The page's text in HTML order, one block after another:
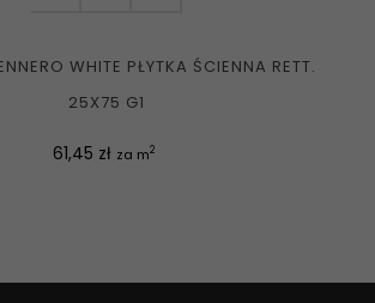
WHITE PŁYTKA ŚCIENNA RETT.
25X75 G1
Cena
61,45 zł za m2